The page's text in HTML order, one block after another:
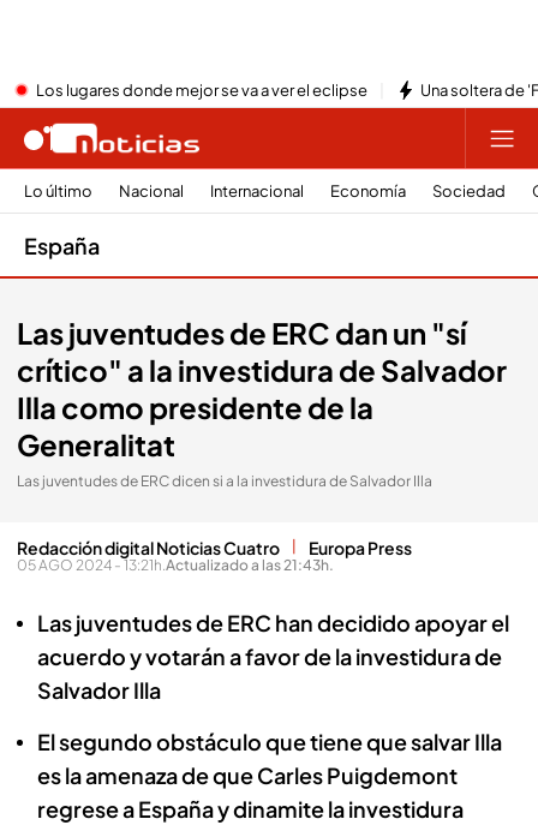
Los lugares donde mejor se va a ver el eclipse Una soltera de
Lo último Nacional Internacional Economía Sociedad
España
Las juventudes de ERC dan un "sí
crítico" a la investidura de Salvador
Illa como presidente de la
Generalitat
Las juventudes de ERC dicen si a la investidura de Salvador Illa
Redacción digital Noticias Cuatro Europa Press
05 AGO 2024 - 13:21h.Actualizado a las 21:43h.
Las juventudes de ERC han decidido apoyar el
acuerdo y votarán a favor de la investidura de
Salvador Illa
El segundo obstáculo que tiene que salvar Illa
es la amenaza de que Carles Puigdemont
regrese a España y dinamite la investidura